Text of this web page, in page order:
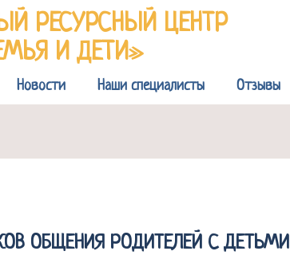
РЕСУРСНЫЙ ЦЕНТР
И ДЕТИ»
Новости Наши специалисты Отзывы
ОБЩЕНИЯ РОДИТЕЛЕЙ С ДЕТЬМИ